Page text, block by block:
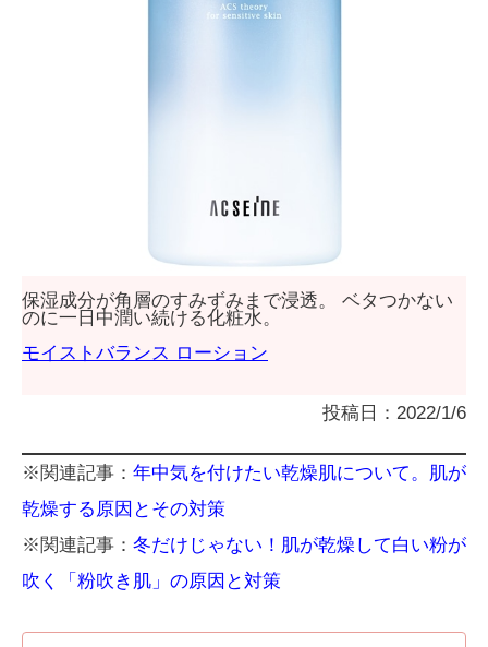
保湿成分が角層のすみずみまで浸透。 ベタつかない
のに一日中潤い続ける化粧水。
モイストバランス ローション
投稿日：2022/1/6
※関連記事： 年中気を付けたい乾燥肌について。肌が
乾燥する原因とその対策
※関連記事： 冬だけじゃない！肌が乾燥して白い粉が
吹く「粉吹き肌」の原因と対策